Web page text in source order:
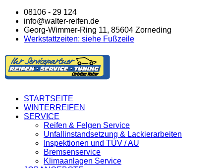
08106 - 29 124
info@walter-reifen.de
Georg-Wimmer-Ring 11, 85604 Zorneding
Werkstattzeiten: siehe Fußzeile
STARTSEITE
WINTERREIFEN
SERVICE
Reifen & Felgen Service
Unfallinstandsetzung & Lackierarbeiten
Inspektionen und TÜV / AU
Bremsenservice
Klimaanlagen Service